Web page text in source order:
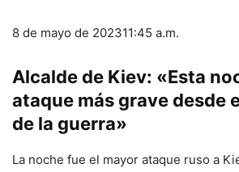
8 de mayo de 202311:45 a.m.
Alcalde de Kiev: «Esta
ataque más grave desde
de la guerra»
La noche fue el mayor ataque ruso a